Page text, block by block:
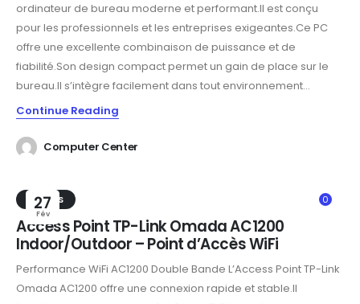
ordinateur de bureau moderne et performant.Il est conçu
pour les professionnels et les entreprises exigeantes.Ce PC
offre une excellente combinaison de puissance et de
fiabilité.Son design compact permet un gain de place sur le
bureau.Il s’intègre facilement dans tout environnement...
Continue Reading
Computer Center
27
Fév
0
TRENDS
Access Point TP-Link Omada AC1200
Indoor/Outdoor – Point d’Accès WiFi
Performance WiFi AC1200 Double Bande L’Access Point TP-Link
Omada AC1200 offre une connexion rapide et stable.Il